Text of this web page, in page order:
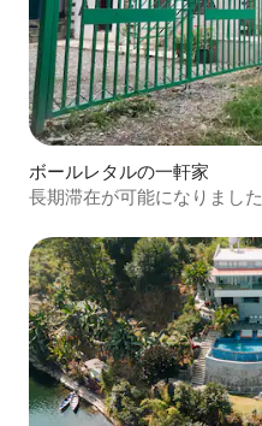
ボールレタルの一軒家
長期滞在が可能になりました